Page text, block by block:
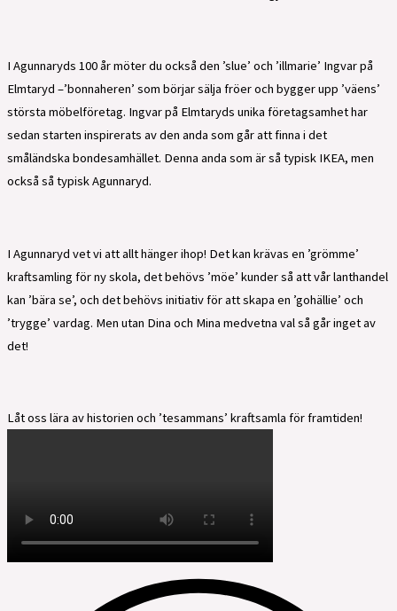
I Agunnaryds 100 år möter du också den ’slue’ och ’illmarie’ Ingvar på
Elmtaryd –’bonnaheren’ som börjar sälja fröer och bygger upp ’väens’
största möbelföretag. Ingvar på Elmtaryds unika företagsamhet har
sedan starten inspirerats av den anda som går att finna i det
småländska bondesamhället. Denna anda som är så typisk IKEA, men
också så typisk Agunnaryd.
I Agunnaryd vet vi att allt hänger ihop! Det kan krävas en ’grömme’
kraftsamling för ny skola, det behövs ’möe’ kunder så att vår lanthandel
kan ’bära se’, och det behövs initiativ för att skapa en ’gohällie’ och
’trygge’ vardag. Men utan Dina och Mina medvetna val så går inget av
det!
Låt oss lära av historien och ’tesammans’ kraftsamla för framtiden!